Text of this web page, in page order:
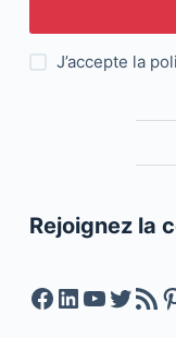
J’accepte la
Rejoignez la
Facebook
LinkedIn
Feed